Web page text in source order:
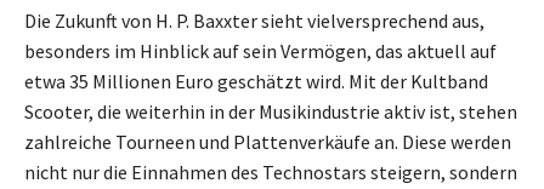
Die Zukunft von H. P. Baxxter sieht vielversprechend aus,
besonders im Hinblick auf sein Vermögen, das aktuell auf
etwa 35 Millionen Euro geschätzt wird. Mit der Kultband
Scooter, die weiterhin in der Musikindustrie aktiv ist, stehen
zahlreiche Tourneen und Plattenverkäufe an. Diese werden
nicht nur die Einnahmen des Technostars steigern, sondern